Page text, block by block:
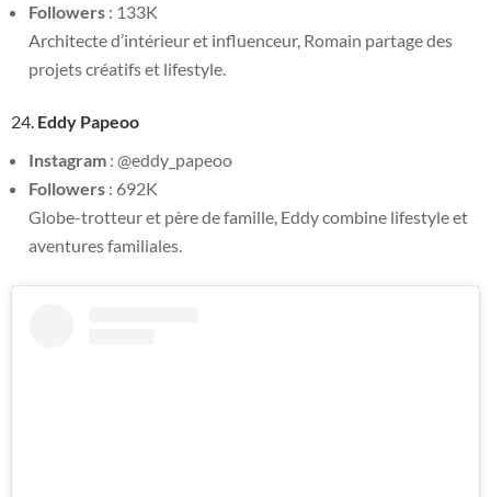
Followers : 133K
Architecte d’intérieur et influenceur, Romain partage des
projets créatifs et lifestyle.
24. Eddy Papeoo
Instagram : @eddy_papeoo
Followers : 692K
Globe-trotteur et père de famille, Eddy combine lifestyle et
aventures familiales.